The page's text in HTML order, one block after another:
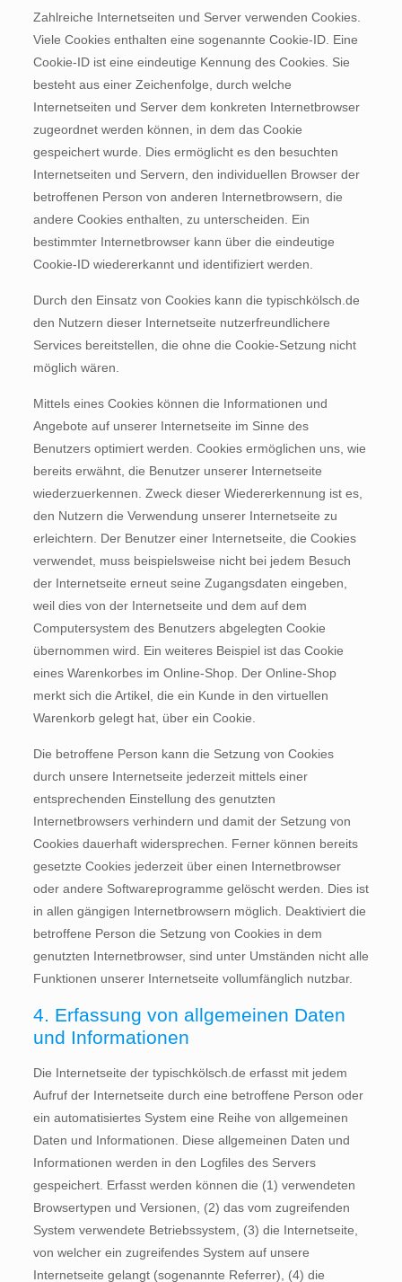
Zahlreiche Internetseiten und Server verwenden Cookies.
Viele Cookies enthalten eine sogenannte Cookie-ID. Eine
Cookie-ID ist eine eindeutige Kennung des Cookies. Sie
besteht aus einer Zeichenfolge, durch welche
Internetseiten und Server dem konkreten Internetbrowser
zugeordnet werden können, in dem das Cookie
gespeichert wurde. Dies ermöglicht es den besuchten
Internetseiten und Servern, den individuellen Browser der
betroffenen Person von anderen Internetbrowsern, die
andere Cookies enthalten, zu unterscheiden. Ein
bestimmter Internetbrowser kann über die eindeutige
Cookie-ID wiedererkannt und identifiziert werden.
Durch den Einsatz von Cookies kann die typischkölsch.de
den Nutzern dieser Internetseite nutzerfreundlichere
Services bereitstellen, die ohne die Cookie-Setzung nicht
möglich wären.
Mittels eines Cookies können die Informationen und
Angebote auf unserer Internetseite im Sinne des
Benutzers optimiert werden. Cookies ermöglichen uns, wie
bereits erwähnt, die Benutzer unserer Internetseite
wiederzuerkennen. Zweck dieser Wiedererkennung ist es,
den Nutzern die Verwendung unserer Internetseite zu
erleichtern. Der Benutzer einer Internetseite, die Cookies
verwendet, muss beispielsweise nicht bei jedem Besuch
der Internetseite erneut seine Zugangsdaten eingeben,
weil dies von der Internetseite und dem auf dem
Computersystem des Benutzers abgelegten Cookie
übernommen wird. Ein weiteres Beispiel ist das Cookie
eines Warenkorbes im Online-Shop. Der Online-Shop
merkt sich die Artikel, die ein Kunde in den virtuellen
Warenkorb gelegt hat, über ein Cookie.
Die betroffene Person kann die Setzung von Cookies
durch unsere Internetseite jederzeit mittels einer
entsprechenden Einstellung des genutzten
Internetbrowsers verhindern und damit der Setzung von
Cookies dauerhaft widersprechen. Ferner können bereits
gesetzte Cookies jederzeit über einen Internetbrowser
oder andere Softwareprogramme gelöscht werden. Dies ist
in allen gängigen Internetbrowsern möglich. Deaktiviert die
betroffene Person die Setzung von Cookies in dem
genutzten Internetbrowser, sind unter Umständen nicht alle
Funktionen unserer Internetseite vollumfänglich nutzbar.
4. Erfassung von allgemeinen Daten
und Informationen
Die Internetseite der typischkölsch.de erfasst mit jedem
Aufruf der Internetseite durch eine betroffene Person oder
ein automatisiertes System eine Reihe von allgemeinen
Daten und Informationen. Diese allgemeinen Daten und
Informationen werden in den Logfiles des Servers
gespeichert. Erfasst werden können die (1) verwendeten
Browsertypen und Versionen, (2) das vom zugreifenden
System verwendete Betriebssystem, (3) die Internetseite,
von welcher ein zugreifendes System auf unsere
Internetseite gelangt (sogenannte Referrer), (4) die